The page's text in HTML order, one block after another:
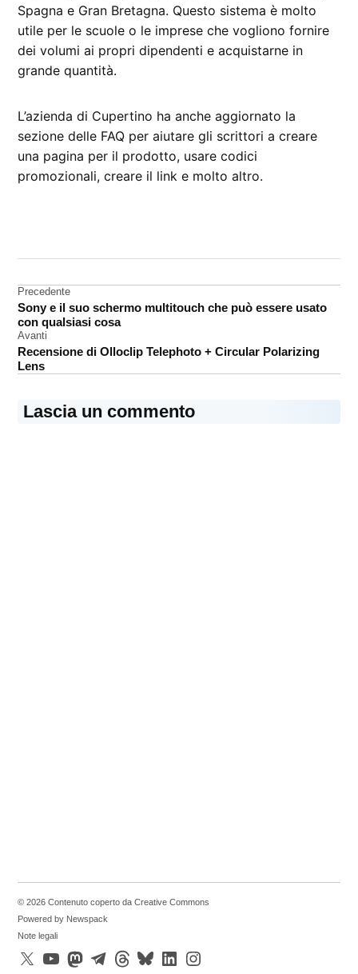
Spagna e Gran Bretagna. Questo sistema è molto
utile per le scuole o le imprese che vogliono fornire
dei volumi ai propri dipendenti e acquistarne in
grande quantità.
L’azienda di Cupertino ha anche aggiornato la
sezione delle FAQ per aiutare gli scrittori a creare
una pagina per il prodotto, usare codici
promozionali, creare il link e molto altro.
Navigazione
articoli
Precedente
Sony e il suo schermo multitouch che può essere usato
con qualsiasi cosa
Avanti
Recensione di Olloclip Telephoto + Circular Polarizing
Lens
Lascia un commento
© 2026 Contenuto coperto da Creative Commons
Powered by Newspack
Note legali
X
YouTubeMastodonTelegramThreadsBlueskyLinkedInInstagram